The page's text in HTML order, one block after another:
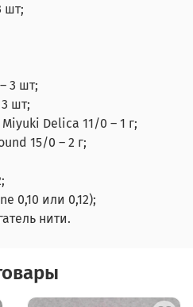
шт;
3 шт;
шт;
Delica 11/0 – 1 г;
15/0 – 2 г;
0,10 или 0,12);
нити.